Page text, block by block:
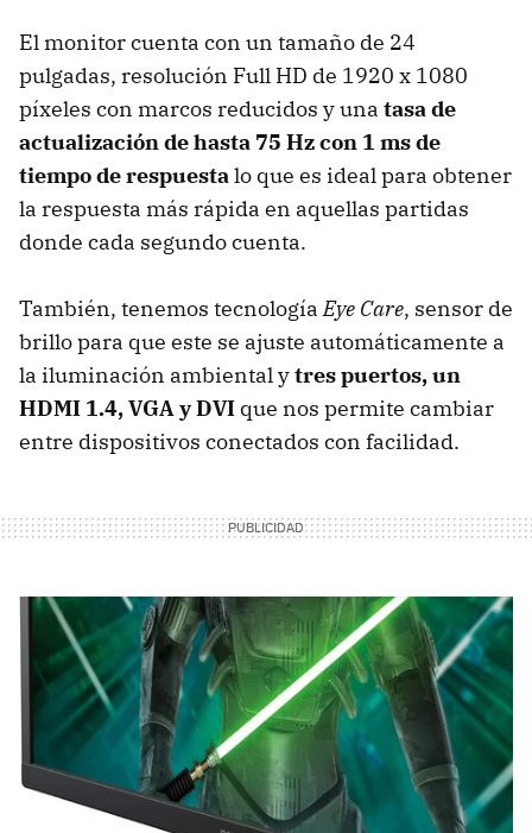
El monitor cuenta con un tamaño de 24
pulgadas, resolución Full HD de 1920 x 1080
píxeles con marcos reducidos y una tasa de
actualización de hasta 75 Hz con 1 ms de
tiempo de respuestalo que es ideal para obtener
la respuesta más rápida en aquellas partidas
donde cada segundo cuenta.
También, tenemos tecnologíaEye Care, sensor de
brillo para que este se ajuste automáticamente a
la iluminación ambiental ytres puertos, un
HDMI 1.4, VGA y DVI que nos permite cambiar
entre dispositivos conectados con facilidad.